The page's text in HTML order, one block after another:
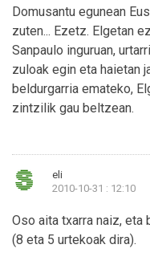
Domusantu egunean
zuten... Ezetz. Elgetan
Sanpaulo inguruan,
zuloak egin eta haietan
beldurgarria emateko,
zintzilik gau beltzean.
eli
2010-10-31 : 12:10
Oso aita txarra naiz,
(8 eta 5 urtekoak dira).